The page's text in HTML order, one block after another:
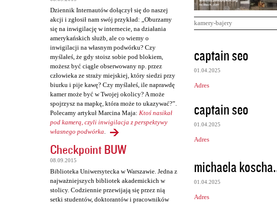
Dziennik Internautów dołączył się do naszej
akcji i zgłosił nam swój przykład: „Oburzamy
się na inwigilację w internecie, na działania
amerykańskich służb, ale co wiemy o
inwigilacji na własnym podwórku? Czy
myślałeś, że gdy stoisz sobie pod blokiem,
możesz być ciągle obserwowany np. przez
człowieka ze straży miejskiej, który siedzi przy
biurku i pije kawę? Czy myślałeś, ile naprawdę
kamer może być w Twojej okolicy? A może
spojrzysz na mapkę, która może to ukazywać?”.
Polecamy artykuł Marcina Maja: Ktoś nasikał
pod kamerą, czyli inwigilacja z perspektywy
własnego podwórka.
Checkpoint BUW
08.09.2015
Biblioteka Uniwersytecka w Warszawie. Jedna z
najważniejszych bibliotek akademickich w
stolicy. Codziennie przewijają się przez nią
setki studentów, doktorantów i pracowników
kamery-bajery
K
o
m
e
n
t
r
e
captain seo
01.04.2025
Adres
captain seo
01.04.2025
Adres
michaela
01.04.2025
Adres